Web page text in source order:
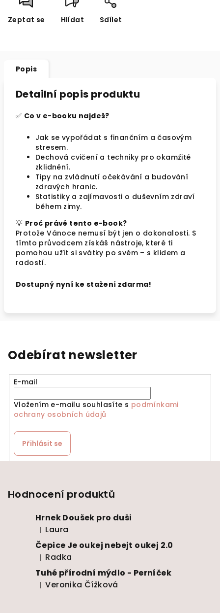
Zeptat se Hlídat Sdílet
Popis
Detailní popis produktu
✅ Co v e-booku najdeš?
Jak se vypořádat s finančním a časovým
stresem.
Dechová cvičení a techniky pro okamžité
zklidnění.
Tipy na zvládnutí očekávání a budování
zdravých hranic.
Statistiky a zajímavosti o duševním zdraví
během zimy.
💡 Proč právě tento e-book?
Protože Vánoce nemusí být jen o dokonalosti. S
tímto průvodcem získáš nástroje, které ti
pomohou užít si svátky po svém – s klidem a
radostí.
Dostupný nyní ke stažení zdarma!
Odebírat newsletter
E-mail
Vložením e-mailu souhlasíte s podmínkami
ochrany osobních údajů
Přihlásit se
Hodnocení produktů
Hrnek Doušek pro duši
Hodnocení produktu je 5 z 5 hvězdiček.
| Laura
Čepice Je oukej nebejt oukej 2.0
Hodnocení produktu je 5 z 5 hvězdiček.
| Radka
Tuhé přírodní mýdlo - Perníček
Hodnocení produktu je 5 z 5 hvězdiček.
| Veronika Čížková